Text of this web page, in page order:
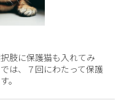
肢に保護猫も入れてみ
は、７回にわたって保護
。